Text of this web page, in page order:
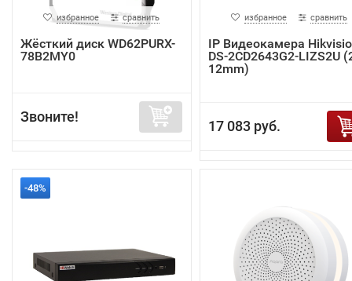
избранное сравнить
Жёсткий диск WD62PURX-
78B2MY0
Звоните!
избранное сравнить
IP Видеокамера
DS-2CD2643G2-LIZS2U
12mm)
17 083 руб.
-48%